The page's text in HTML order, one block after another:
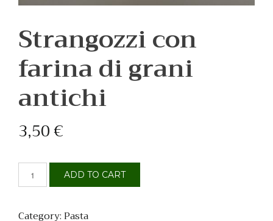
Strangozzi con
farina di grani
antichi
3,50€
ADD TO CART
Category:Pasta